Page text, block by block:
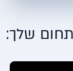
שלך: